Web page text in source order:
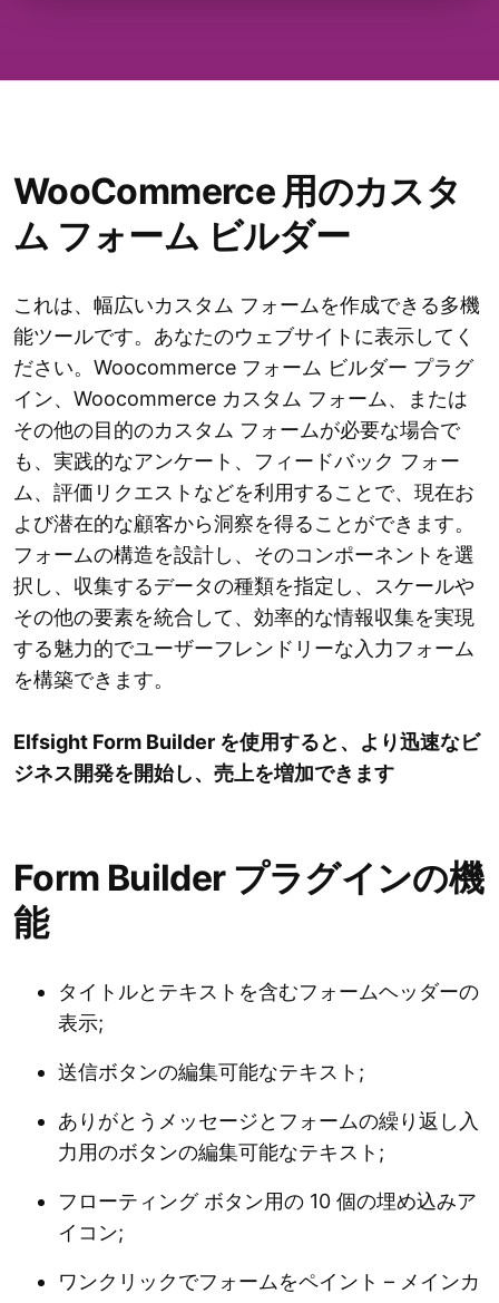
WooCommerce 用のカスタ
ム フォーム ビルダー
これは、幅広いカスタム フォームを作成できる多機
能ツールです。あなたのウェブサイトに表示してく
ださい。Woocommerce フォーム ビルダー プラグ
イン、Woocommerce カスタム フォーム、または
その他の目的のカスタム フォームが必要な場合で
も、実践的なアンケート、フィードバック フォー
ム、評価リクエストなどを利用することで、現在お
よび潜在的な顧客から洞察を得ることができます。
フォームの構造を設計し、そのコンポーネントを選
択し、収集するデータの種類を指定し、スケールや
その他の要素を統合して、効率的な情報収集を実現
する魅力的でユーザーフレンドリーな入力フォーム
を構築できます。
Elfsight Form Builder を使用すると、より迅速なビ
ジネス開発を開始し、売上を増加できます
Form Builder プラグインの機
能
タイトルとテキストを含むフォームヘッダーの
表示;
送信ボタンの編集可能なテキスト;
ありがとうメッセージとフォームの繰り返し入
力用のボタンの編集可能なテキスト;
フローティング ボタン用の 10 個の埋め込みア
イコン;
ワンクリックでフォームをペイント – メインカ